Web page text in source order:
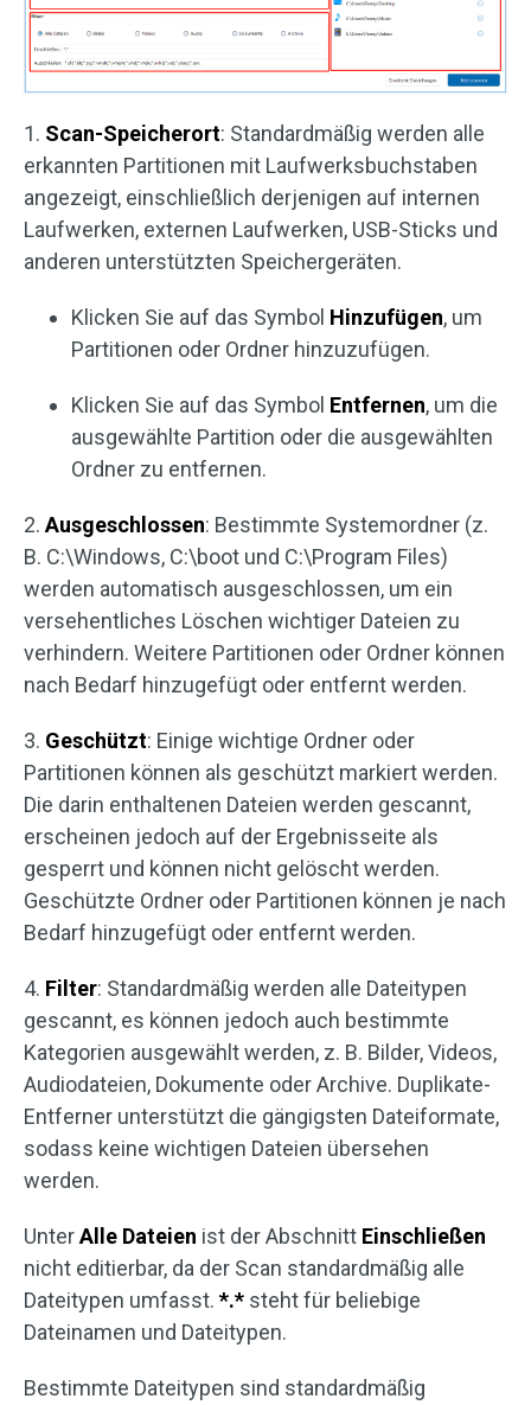
1. Scan-Speicherort: Standardmäßig werden alle
erkannten Partitionen mit Laufwerksbuchstaben
angezeigt, einschließlich derjenigen auf internen
Laufwerken, externen Laufwerken, USB-Sticks und
anderen unterstützten Speichergeräten.
Klicken Sie auf das Symbol Hinzufügen, um
Partitionen oder Ordner hinzuzufügen.
Klicken Sie auf das Symbol Entfernen, um die
ausgewählte Partition oder die ausgewählten
Ordner zu entfernen.
2. Ausgeschlossen: Bestimmte Systemordner (z.
B. C:\Windows, C:\boot und C:\Program Files)
werden automatisch ausgeschlossen, um ein
versehentliches Löschen wichtiger Dateien zu
verhindern. Weitere Partitionen oder Ordner können
nach Bedarf hinzugefügt oder entfernt werden.
3. Geschützt: Einige wichtige Ordner oder
Partitionen können als geschützt markiert werden.
Die darin enthaltenen Dateien werden gescannt,
erscheinen jedoch auf der Ergebnisseite als
gesperrt und können nicht gelöscht werden.
Geschützte Ordner oder Partitionen können je nach
Bedarf hinzugefügt oder entfernt werden.
4. Filter: Standardmäßig werden alle Dateitypen
gescannt, es können jedoch auch bestimmte
Kategorien ausgewählt werden, z. B. Bilder, Videos,
Audiodateien, Dokumente oder Archive. Duplikate-
Entferner unterstützt die gängigsten Dateiformate,
sodass keine wichtigen Dateien übersehen
werden.
UnterAlle Dateien ist der Abschnitt Einschließen
nicht editierbar, da der Scan standardmäßig alle
Dateitypen umfasst. *.* steht für beliebige
Dateinamen und Dateitypen.
Bestimmte Dateitypen sind standardmäßig